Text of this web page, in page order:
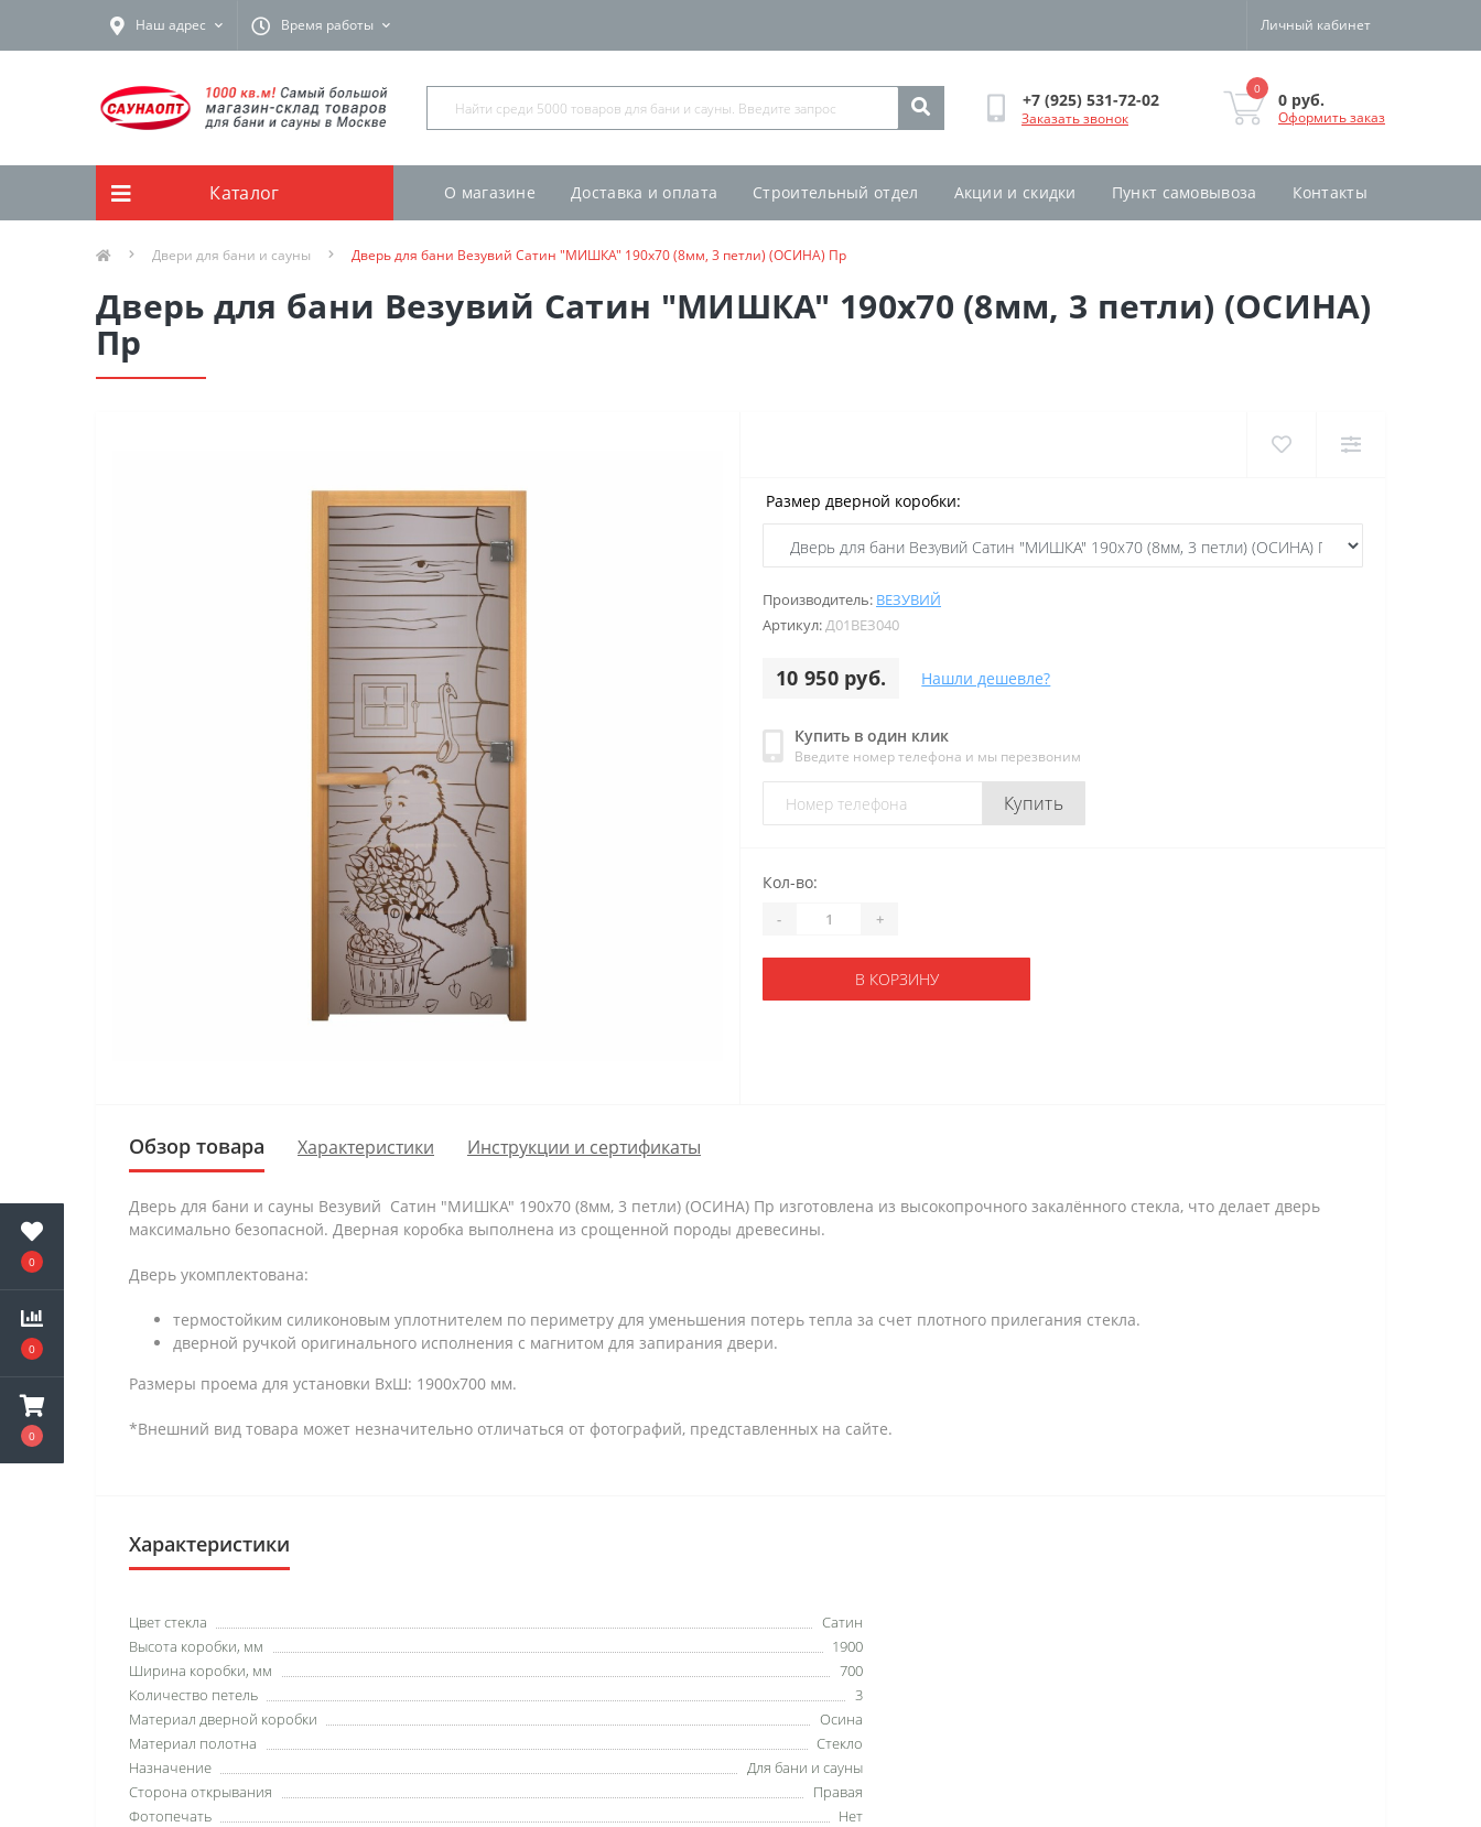
0
0
0
Наш адрес Время работы Личный кабинет
+7 (925) 531-72-02
Заказать звонок
0
0 руб.
Оформить заказ
Каталог О магазине Доставка и оплата Строительный отдел Акции и скидки Пункт самовывоза Контакты
Двери для бани и сауны Дверь для бани Везувий Сатин "МИШКА" 190х70 (8мм, 3 петли) (ОСИНА) Пр
Дверь для бани Везувий Сатин "МИШКА" 190х70 (8мм, 3 петли) (ОСИНА)
Пр
Производитель: ВЕЗУВИЙ
Артикул:Д01ВЕЗ040
10 950 руб. Нашли дешевле?
Купить в один клик
Введите номер телефона и мы перезвоним
Купить
Размер дверной коробки:
Кол-во:
- +
В КОРЗИНУ
Обзор товара Характеристики Инструкции и сертификаты
Дверь для бани и сауны Везувий Сатин "МИШКА" 190х70 (8мм, 3 петли) (ОСИНА) Пр изготовлена из высокопрочного закалённого стекла, что делает дверь
максимально безопасной. Дверная коробка выполнена из срощенной породы древесины.
Дверь укомплектована:
термостойким силиконовым уплотнителем по периметру для уменьшения потерь тепла за счет плотного прилегания стекла.
дверной ручкой оригинального исполнения с магнитом для запирания двери.
Размеры проема для установки ВхШ: 1900х700 мм.
*Внешний вид товара может незначительно отличаться от фотографий, представленных на сайте.
Характеристики
Цвет стекла
Сатин
Высота коробки, мм
1900
Ширина коробки, мм
700
Количество петель
3
Материал дверной коробки
Осина
Материал полотна
Стекло
Назначение
Для бани и сауны
Сторона открывания
Правая
Фотопечать
Нет